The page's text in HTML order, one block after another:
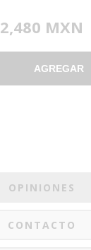
2,480 MXN
AGREGAR
OPINIONES
CONTACTO